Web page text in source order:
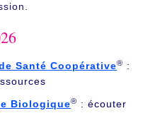
Santé Coopérative® :
Biologique® : écouter